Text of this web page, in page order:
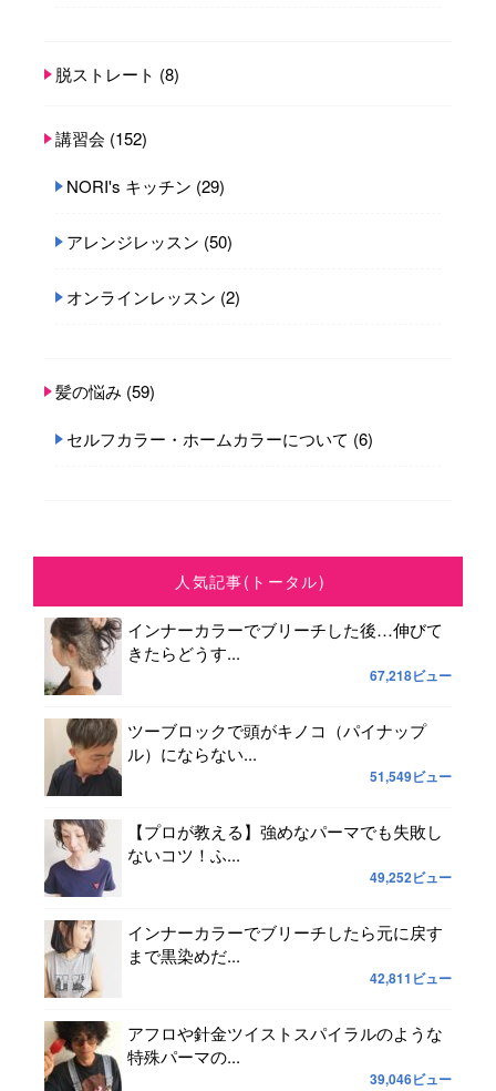
脱ストレート (8)
講習会 (152)
NORI's キッチン (29)
アレンジレッスン (50)
オンラインレッスン (2)
髪の悩み (59)
セルフカラー・ホームカラーについて (6)
人気記事(トータル)
インナーカラーでブリーチした後…伸びて
きたらどうす...
67,218ビュー
ツーブロックで頭がキノコ（パイナップ
ル）にならない...
51,549ビュー
【プロが教える】強めなパーマでも失敗し
ないコツ！ふ...
49,252ビュー
インナーカラーでブリーチしたら元に戻す
まで黒染めだ...
42,811ビュー
アフロや針金ツイストスパイラルのような
特殊パーマの...
39,046ビュー